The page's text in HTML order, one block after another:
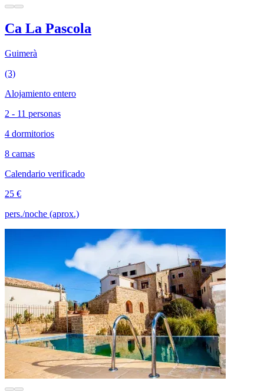
Ca La Pascola
Guimerà
(3)
Alojamiento entero
2 - 11 personas
4 dormitorios
8 camas
Calendario verificado
25 €
pers./noche (aprox.)